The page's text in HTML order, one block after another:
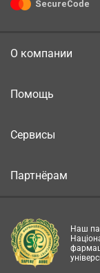
О компании
Помощь
Сервисы
Партнёрам
Наш